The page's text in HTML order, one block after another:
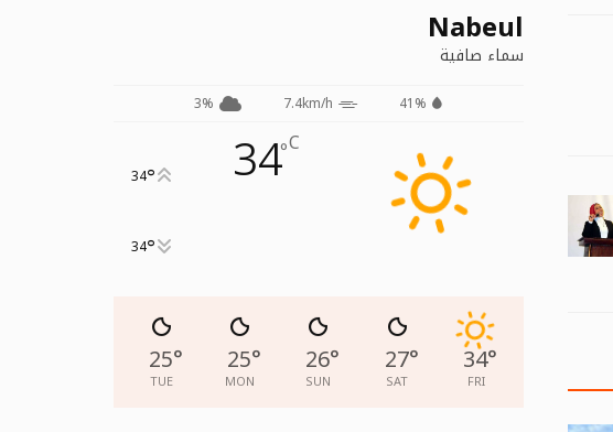
Nabeul
سماء صافية
41%
7.4km/h
3%
34°C
34°
34°
34°
FRI
27°
SAT
26°
SUN
25°
MON
25°
TUE